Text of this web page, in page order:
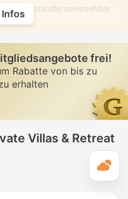
• Vollständig uneinsehbar
Infos
frei!
Rabatte von bis zu
erhalten
Villas & Retreat